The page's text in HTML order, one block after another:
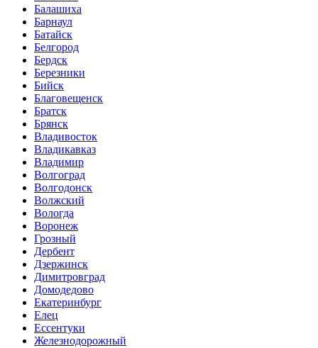
Балашиха
Барнаул
Батайск
Белгород
Бердск
Березники
Бийск
Благовещенск
Братск
Брянск
Владивосток
Владикавказ
Владимир
Волгоград
Волгодонск
Волжский
Вологда
Воронеж
Грозный
Дербент
Дзержинск
Димитровград
Домодедово
Екатеринбург
Елец
Ессентуки
Железнодорожный